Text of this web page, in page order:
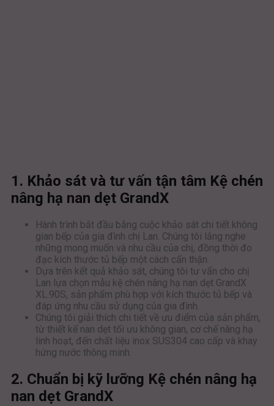
1. Khảo sát và tư vấn tận tâm Kệ chén
nâng hạ nan dẹt GrandX
Hành trình bắt đầu bằng cuộc khảo sát chi tiết không
gian bếp của gia đình chị Lan. Chúng tôi lắng nghe
những mong muốn và nhu cầu của chị, đồng thời đo
đạc kích thước tủ bếp một cách cẩn thận.
Dựa trên kết quả khảo sát, chúng tôi tư vấn cho chị
Lan lựa chọn mẫu kệ chén nâng hạ nan dẹt GrandX
XL.90S, sản phẩm phù hợp với kích thước tủ bếp và
đáp ứng nhu cầu sử dụng của gia đình.
Chúng tôi giải thích chi tiết về ưu điểm của sản phẩm,
từ thiết kế nan dẹt tối ưu không gian, cơ chế nâng hạ
linh hoạt, đến chất liệu inox SUS304 cao cấp và khay
hứng nước thông minh.
2. Chuẩn bị kỹ lưỡng Kệ chén nâng hạ
nan dẹt GrandX